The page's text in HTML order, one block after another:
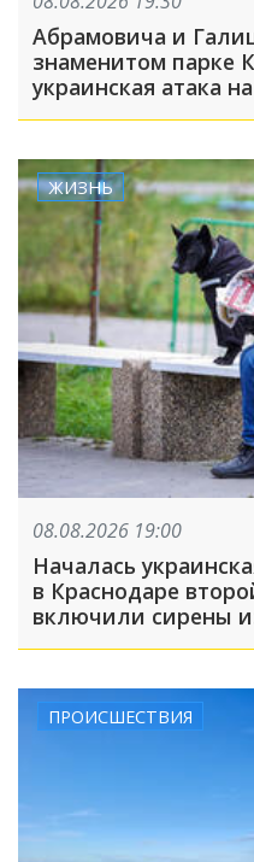
Абрамовича и
знаменитом парке
украинская атака
ЖИЗНЬ
08.08.2026 19:00
Началась
в Краснодаре
включили сирены
ПРОИСШЕСТВИЯ